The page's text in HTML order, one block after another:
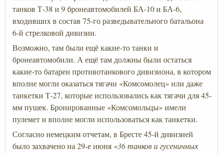
танков Т-38 и 9 бронеавтомобилей БА-10 и БА-6,
входивших в состав 75-го разведывательного батальона
6-й стрелковой дивизии.
Возможно, там были ещё какие-то танки и
бронеавтомобили. А ещё там должны были остаться
какие-то батареи противотанкового дивизиона, в котором
вполне могли оказаться тягачи «Комсомолец» или даже
танкетки Т-27, которые использовались как тягачи для 45-
мм пушек. Бронированные «Комсомольцы» имели
пулемет и вполне могли использоваться как танкетки.
Согласно немецким отчетам, в Бресте 45-й дивизией
было захвачено на 29-е июня «36 танков и гусеничных